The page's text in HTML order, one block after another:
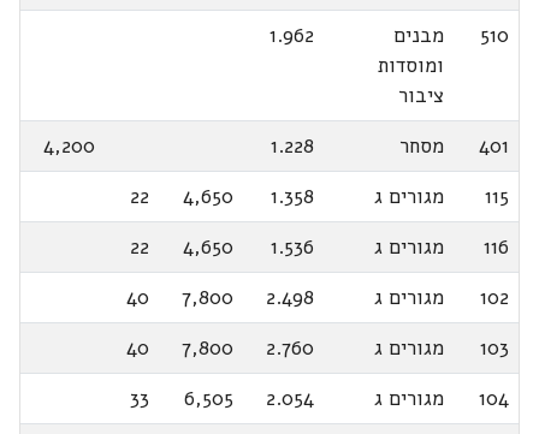
510
מבנים
ומוסדות
ציבור
1.962
401 מסחר 1.228
4,200
115
מגורים ג 1.358
4,650
22
116
מגורים ג 1.536
4,650
22
102
מגורים ג 2.498
7,800
40
103
מגורים ג 2.760
7,800
40
104
מגורים ג 2.054
6,505
33